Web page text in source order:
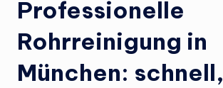
Professionelle
Rohrreinigung in
München: schnell,